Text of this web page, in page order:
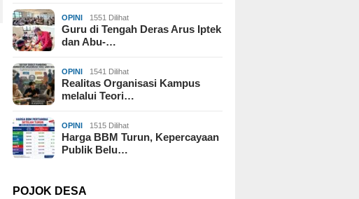
OPINI 1551 Dilihat
Guru di Tengah Deras Arus Iptek
dan Abu-…
OPINI 1541 Dilihat
Realitas Organisasi Kampus
melalui Teori…
OPINI 1515 Dilihat
Harga BBM Turun, Kepercayaan
Publik Belu…
POJOK DESA